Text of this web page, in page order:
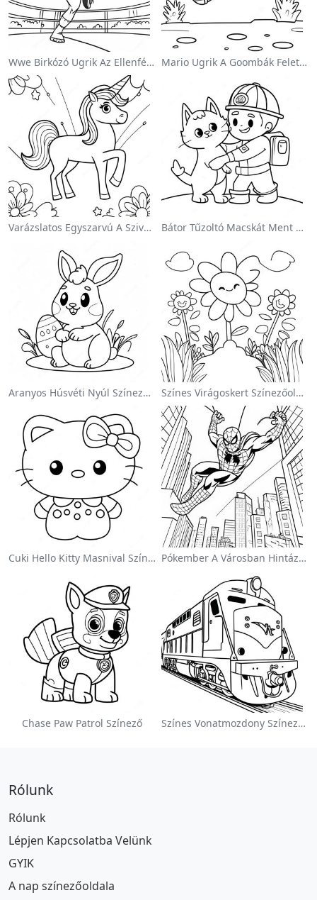
Wwe Birkózó Ugrik Az Ellenfélre Színezőlap Mario Ugrik A Goombák Felett Színezőlap
Varázslatos Egyszarvú A Szivárvány Színezőoldalon Bátor Tűzoltó Macskát Ment Színezőlap
Aranyos Húsvéti Nyúl Színezőoldalon Színes Virágoskert Színezőoldalon
Cuki Hello Kitty Masnival Színezőlap Pókember A Városban Hintázva Színezőlap
Chase Paw Patrol Színező Színes Vonatmozdony Színezőlap
Rólunk
Rólunk
Lépjen Kapcsolatba Velünk
GYIK
A nap színezőoldala